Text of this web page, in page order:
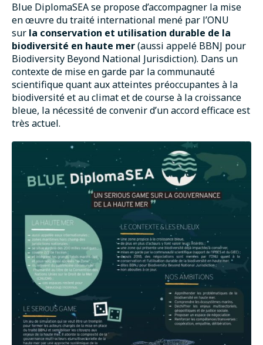
Blue DiplomaSEA se propose d’accompagner la mise
en œuvre du traité international mené par l’ONU
sur la conservation et utilisation durable de la
biodiversité en haute mer(aussi appelé BBNJ pour
Biodiversity Beyond National Jurisdiction). Dans un
contexte de mise en garde par la communauté
scientifique quant aux atteintes préoccupantes à la
biodiversité et au climat et de course à la croissance
bleue, la nécessité de convenir d’un accord efficace est
très actuel.